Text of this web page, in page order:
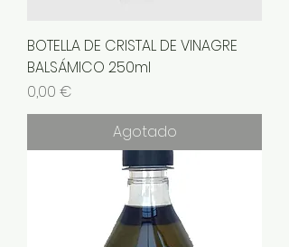
BOTELLA DE CRISTAL DE VINAGRE
BALSÁMICO 250ml
Precio
0,00 €
Agotado